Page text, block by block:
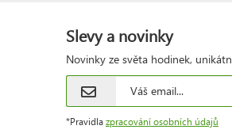
Slevy a novinky
Novinky ze světa hodinek,
*Pravidla zpracování osobních údajů